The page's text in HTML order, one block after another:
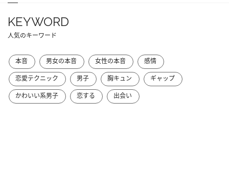
KEYWORD
人気のキーワード
本音 男女の本音 女性の本音
感情
恋愛テクニック
男子 胸キュン
ギャップ
かわいい系男子
恋する 出会い